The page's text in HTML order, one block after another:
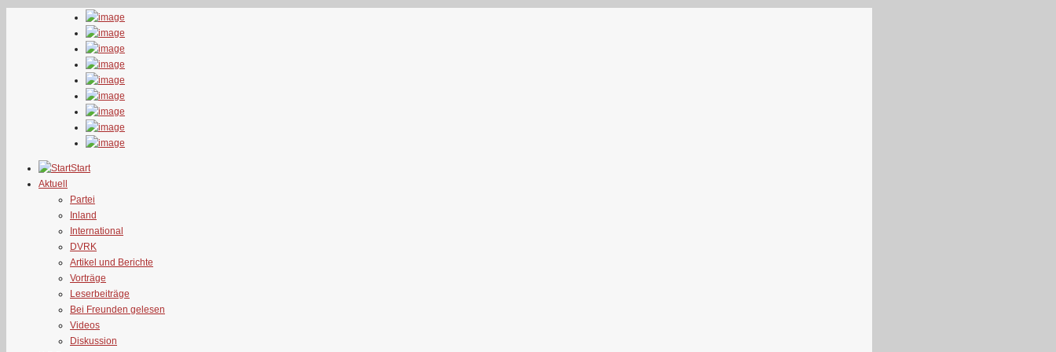
Start
Aktuell
Partei
Inland
International
DVRK
Artikel und Berichte
Vorträge
Leserbeiträge
Bei Freunden gelesen
Videos
Diskussion